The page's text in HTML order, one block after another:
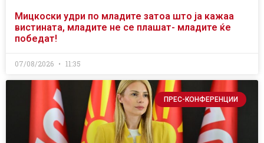
Мицкоски удри по младите затоа што ја кажаа
вистината, младите не се плашат- младите ќе
победат!
07/08/2026 11:35
ПРЕС-КОНФЕРЕНЦИИ